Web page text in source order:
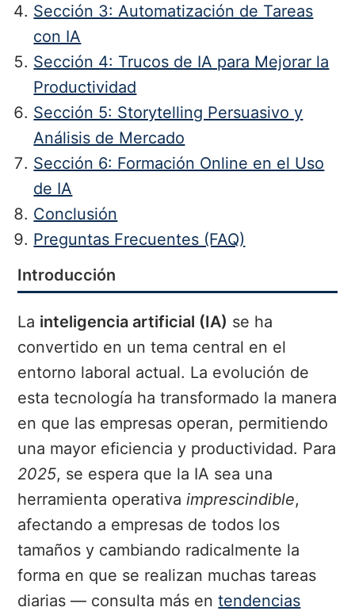
Sección 3: Automatización de Tareas
con IA
Sección 4: Trucos de IA para Mejorar la
Productividad
Sección 5: Storytelling Persuasivo y
Análisis de Mercado
Sección 6: Formación Online en el Uso
de IA
Conclusión
Preguntas Frecuentes (FAQ)
Introducción
La inteligencia artificial (IA) se ha
convertido en un tema central en el
entorno laboral actual. La evolución de
esta tecnología ha transformado la manera
en que las empresas operan, permitiendo
una mayor eficiencia y productividad. Para
2025, se espera que la IA sea una
herramienta operativaimprescindible,
afectando a empresas de todos los
tamaños y cambiando radicalmente la
forma en que se realizan muchas tareas
diarias — consulta más entendencias